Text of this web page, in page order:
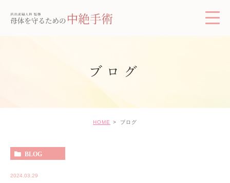
ブログ
HOME ブログ
BLOG
2024.03.29